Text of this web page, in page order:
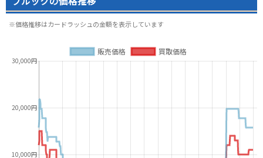
※価格推移はカードラッシュの金額を表示しています